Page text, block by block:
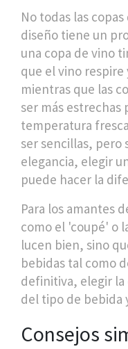
No todas las
diseño tiene un
una copa de vino
que el vino respire
mientras que las
ser más estrechas
temperatura
ser sencillas, pero
elegancia, elegir
puede hacer la
Para los amantes
como el 'coupé' o
lucen bien, sino
bebidas tal como
definitiva, elegir
del tipo de bebida
Consejos